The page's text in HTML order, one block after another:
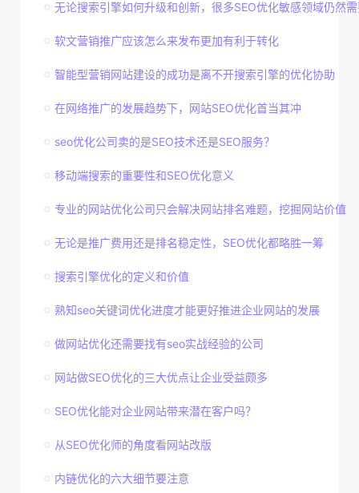
无论搜索引擎如何升级和创新，很多SEO优化敏感领域仍然
软文营销推广应该怎么来发布更加有利于转化
智能型营销网站建设的成功是离不开搜索引擎的优化协助
在网络推广的发展趋势下，网站SEO优化首当其冲
seo优化公司卖的是SEO技术还是SEO服务？
移动端搜索的重要性和SEO优化意义
专业的网站优化公司只会解决网站排名难题，挖掘网站价值
无论是推广费用还是排名稳定性，SEO优化都略胜一筹
搜索引擎优化的定义和价值
熟知seo关键词优化进度才能更好推进企业网站的发展
做网站优化还需要找有seo实战经验的公司
网站做SEO优化的三大优点让企业受益颇多
SEO优化能对企业网站带来潜在客户吗？
从SEO优化师的角度看网站改版
内链优化的六大细节要注意